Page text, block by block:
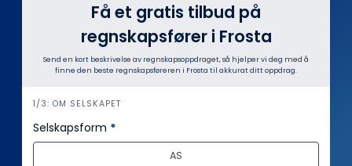
Få et gratis tilbud på
regnskapsfører i Frosta
Send en kort beskrivelse av regnskapsoppdraget, så hjelper vi deg med å
finne den beste regnskapsføreren i Frosta til akkurat ditt oppdrag.
i
n
n
1/3: OM SELSKAPET
Selskapsform *
AS